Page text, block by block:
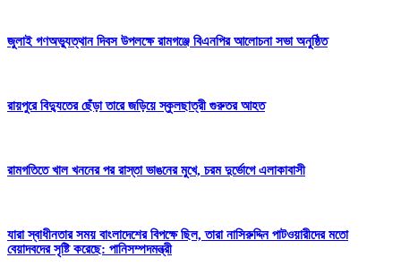
জুলাই গণঅভ্যুত্থান দিবস উপলক্ষে রামগঞ্জে বিএনপির আলোচনা সভা অনুষ্ঠিত
রায়পুরে বিদ্যুতের ছেঁড়া তারে জড়িয়ে স্কুলছাত্রী গুরুতর আহত
রামগতিতে খাল খননের পর রাস্তা ভাঙনের মুখে, চরম দুর্ভোগে এলাকাবাসী
যারা স্বাধীনতার সময় বাংলাদেশের বিপক্ষে ছিল, তারা নাসিরুদ্দিন পাটওয়ারীদের মতো
বেয়াদবদের সৃষ্টি করেছে: পানিসম্পদমন্ত্রী